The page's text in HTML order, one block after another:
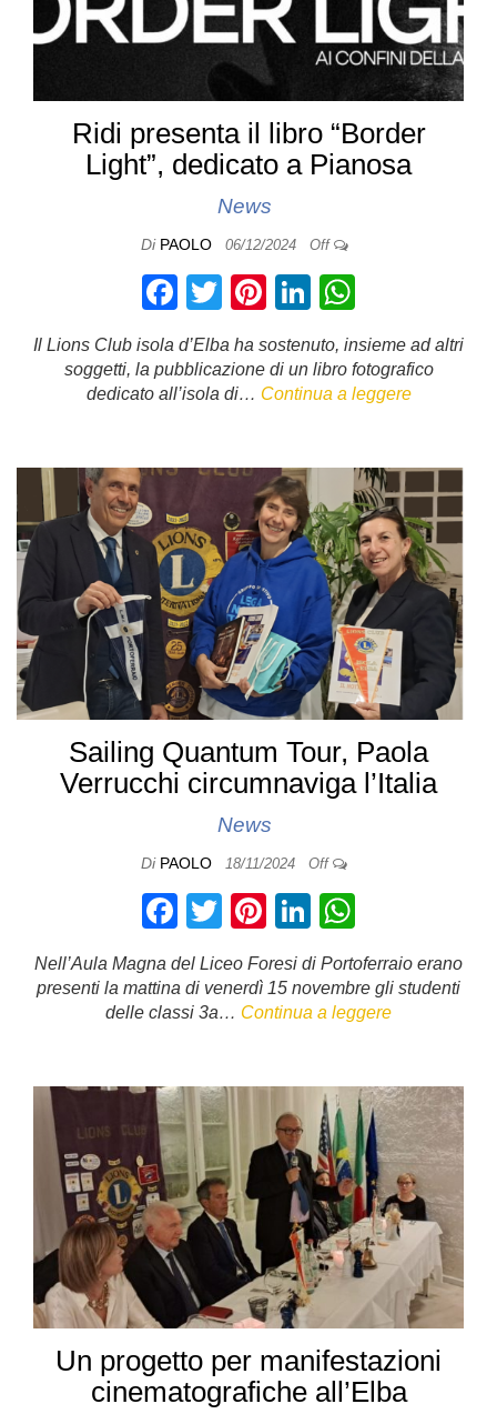
Ridi presenta il libro “Border
Light”, dedicato a Pianosa
News
Di PAOLO 06/12/2024 Off
F
a
c
e
o
o
k
T
wi
tt
er
Pi
er
e
Li
k
e
n
h
at
s
p
p
Il Lions Club isola d’Elba ha sostenuto, insieme ad altri
soggetti, la pubblicazione di un libro fotografico
dedicato all’isola di… Continua a leggere
Sailing Quantum Tour, Paola
Verrucchi circumnaviga l’Italia
News
Di PAOLO 18/11/2024 Off
F
a
c
e
o
o
k
T
wi
tt
er
Pi
nt
er
e
Li
n
k
e
n
h
at
s
p
p
Nell’Aula Magna del Liceo Foresi di Portoferraio erano
presenti la mattina di venerdì 15 novembre gli studenti
delle classi 3a… Continua a leggere
Un progetto per manifestazioni
cinematografiche all’Elba